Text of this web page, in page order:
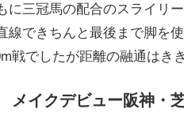
に三冠馬の配合のスライリー
線できちんと最後まで脚を
戦でしたが距離の融通はき
メイクデビュー阪神・